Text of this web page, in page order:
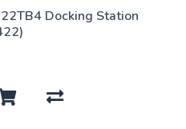
Docking Station